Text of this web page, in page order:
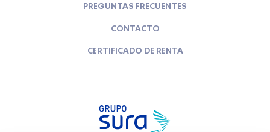
PREGUNTAS FRECUENTES
CONTACTO
CERTIFICADO DE RENTA